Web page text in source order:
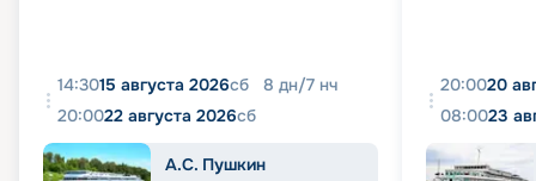
14:3015 августа 2026сб 8 дн/7 нч
20:0022 августа 2026сб
А.С. Пушкин
20:0020
08:0023